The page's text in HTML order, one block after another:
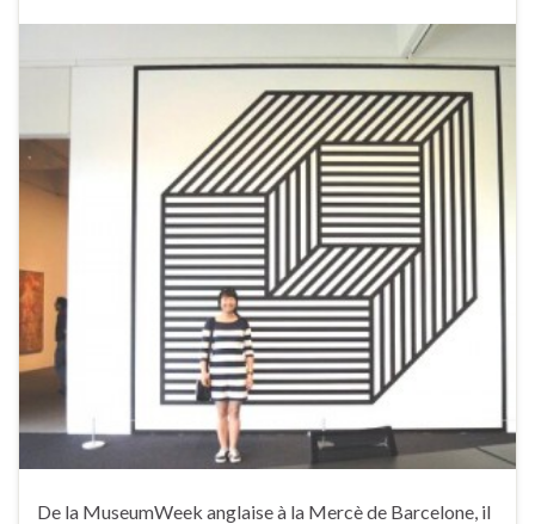
De la MuseumWeek anglaise à la Mercè de Barcelone, il